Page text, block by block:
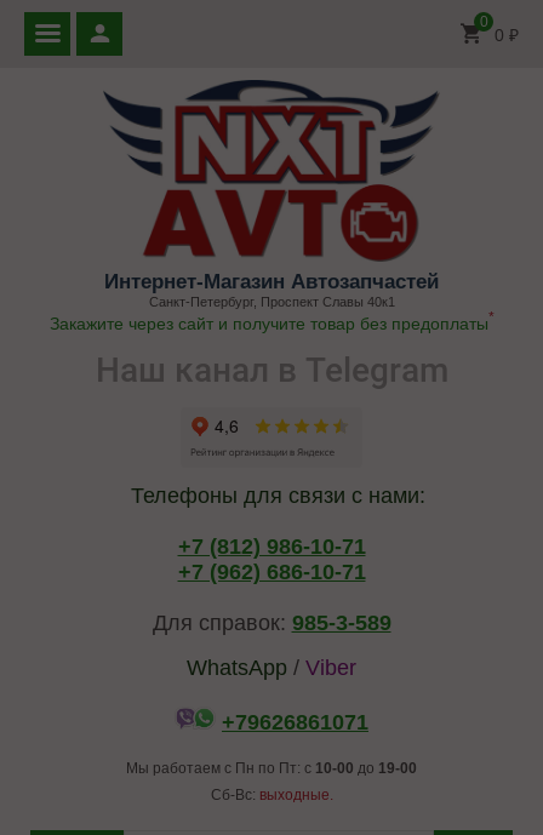
0
0 ₽
Интернет-Магазин Автозапчастей
Санкт-Петербург, Проспект Славы 40к1
Закажите через сайт и получите товар без предоплаты*
Наш канал в Telegram
Телефоны для связи с нами:
+7 (812) 986-10-71
+7 (962) 686-10-71
Для справок: 985-3-589
WhatsApp / Viber
+79626861071
Мы работаем с Пн по Пт: с 10-00 до 19-00
Сб-Вс: выходные.